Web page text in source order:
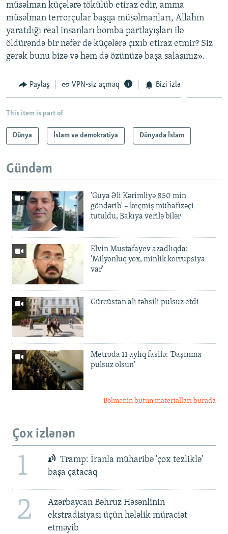
müsəlman küçələrə tökülüb etiraz edir, amma
müsəlman terrorçular başqa müsəlmanları, Allahın
yaratdığı real insanları bomba partlayışları ilə
öldürəndə bir nəfər də küçələrə çıxıb etiraz etmir? Siz
gərək bunu bizə və həm də özünüzə başa salasınız».
Paylaş VPN-siz açmaq Bizi izlə
This item is part of
Dünya İslam və demokratiya Dünyada İslam
Gündəm
'Guya Əli Kərimliyə 850 min
göndərib' – keçmiş mühafizəçi
tutuldu, Bakıya verilə bilər
Elvin Mustafayev azadlıqda:
'Milyonluq yox, minlik korrupsiya
var'
Gürcüstan ali təhsili pulsuz etdi
Metroda 11 aylıq fasilə: 'Daşınma
pulsuz olsun'
Bölmənin bütün materialları burada
Çox izlənən
1
Tramp: İranla müharibə 'çox tezliklə'
başa çatacaq
2
Azərbaycan Bəhruz Həsənlinin
ekstradisiyası üçün hələlik müraciət
etməyib